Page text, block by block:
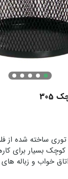
ساخته شده از
کوچک بسیار برای
خواب و زباله